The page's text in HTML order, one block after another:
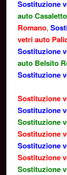
Sostituzione
auto Casaletto
Romano,
vetri auto
Sostituzione
auto Belsito
Sostituzione
Sostituzione
Sostituzione
Sostituzione
Sostituzione
Sostituzione
Sostituzione
Sostituzione